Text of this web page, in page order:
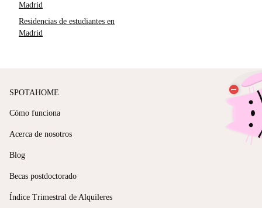
Madrid
Residencias de estudiantes en
Madrid
SPOTAHOME
Cómo funciona
Acerca de nosotros
Blog
Becas postdoctorado
Índice Trimestral de Alquileres